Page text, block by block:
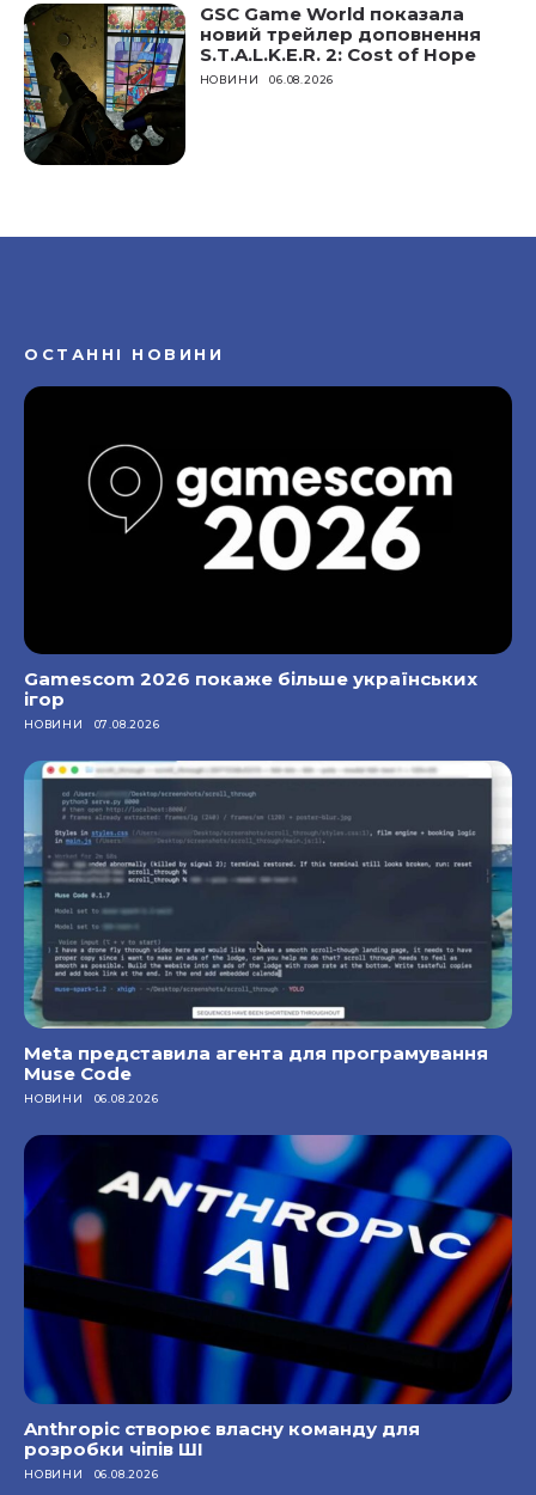
GSC Game World показала
новий трейлер доповнення
S.T.A.L.K.E.R. 2: Cost of Hope
НОВИНИ 06.08.2026
ОСТАННІ НОВИНИ
Gamescom 2026 покаже більше українських
ігор
НОВИНИ 07.08.2026
Meta представила агента для програмування
Muse Code
НОВИНИ 06.08.2026
Anthropic створює власну команду для
розробки чіпів ШІ
НОВИНИ 06.08.2026